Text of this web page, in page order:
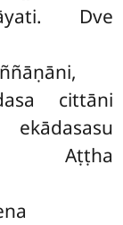
Dve
cittāni
Aṭṭha